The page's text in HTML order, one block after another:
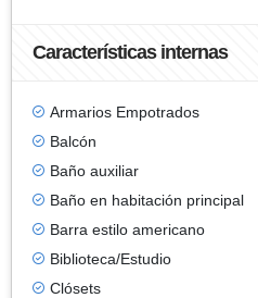
Características internas
Armarios Empotrados
Balcón
Baño auxiliar
Baño en habitación principal
Barra estilo americano
Biblioteca/Estudio
Clósets